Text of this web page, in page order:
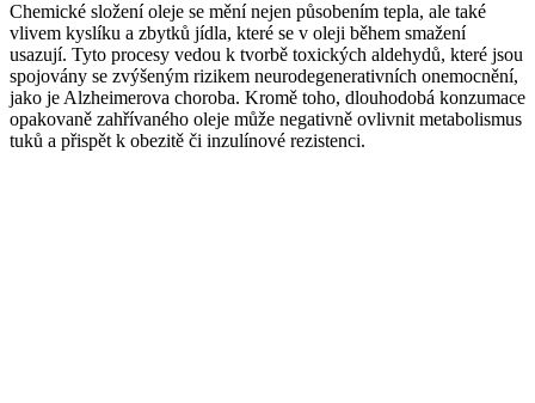
Chemické složení oleje se mění nejen působením tepla, ale také
vlivem kyslíku a zbytků jídla, které se v oleji během smažení
usazují. Tyto procesy vedou k tvorbě toxických aldehydů, které jsou
spojovány se zvýšeným rizikem neurodegenerativních onemocnění,
jako je Alzheimerova choroba. Kromě toho, dlouhodobá konzumace
opakovaně zahřívaného oleje může negativně ovlivnit metabolismus
tuků a přispět k obezitě či inzulínové rezistenci.